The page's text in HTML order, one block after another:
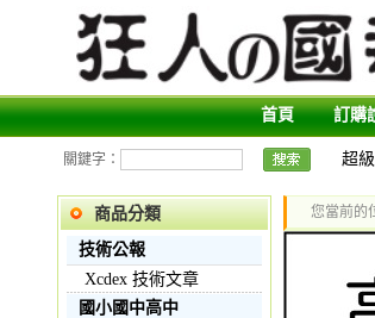
首頁 訂購
關鍵字： 超
商品分類
技術公報
Xcdex 技術文章
國小國中高中
您當前的